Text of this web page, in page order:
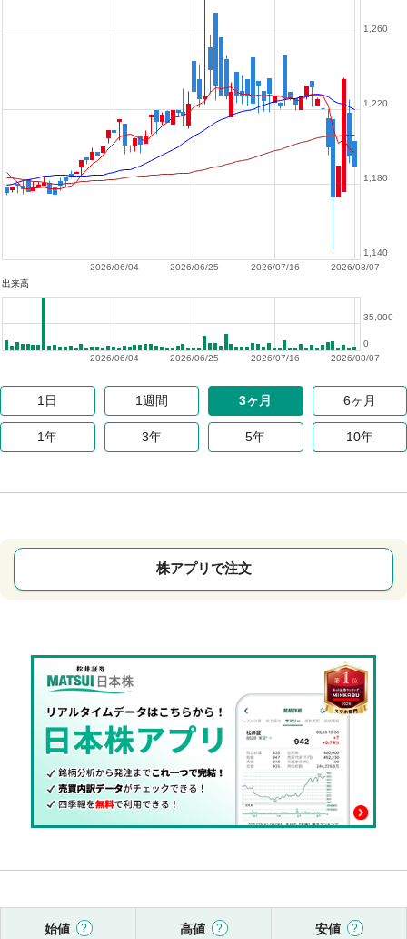
2026/08/07
2026/07/16
2026/06/25
2026/06/04
1,140
1,180
1,220
1,260
出来高
2026/08/07
2026/07/16
2026/06/25
2026/06/04
0
35,000
1日 1週間 3ヶ月 6ヶ月
1年 3年 5年 10年
株アプリで注文
始値 高値 安値